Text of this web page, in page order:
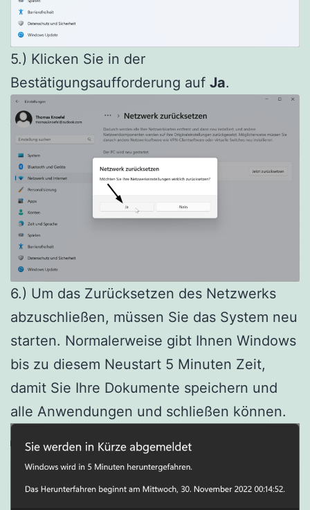
5.) Klicken Sie in der
Bestätigungsaufforderung auf Ja.
6.) Um das Zurücksetzen des Netzwerks
abzuschließen, müssen Sie das System neu
starten. Normalerweise gibt Ihnen Windows
bis zu diesem Neustart 5 Minuten Zeit,
damit Sie Ihre Dokumente speichern und
alle Anwendungen und schließen können.